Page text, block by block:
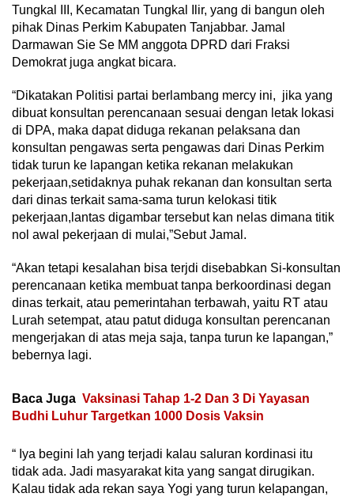
Tungkal III, Kecamatan Tungkal Ilir, yang di bangun oleh
pihak Dinas Perkim Kabupaten Tanjabbar. Jamal
Darmawan Sie Se MM anggota DPRD dari Fraksi
Demokrat juga angkat bicara.
“Dikatakan Politisi partai berlambang mercy ini, jika yang
dibuat konsultan perencanaan sesuai dengan letak lokasi
di DPA, maka dapat diduga rekanan pelaksana dan
konsultan pengawas serta pengawas dari Dinas Perkim
tidak turun ke lapangan ketika rekanan melakukan
pekerjaan,setidaknya puhak rekanan dan konsultan serta
dari dinas terkait sama-sama turun kelokasi titik
pekerjaan,lantas digambar tersebut kan nelas dimana titik
nol awal pekerjaan di mulai,”Sebut Jamal.
“Akan tetapi kesalahan bisa terjdi disebabkan Si-konsultan
perencanaan ketika membuat tanpa berkoordinasi degan
dinas terkait, atau pemerintahan terbawah, yaitu RT atau
Lurah setempat, atau patut diduga konsultan perencanan
mengerjakan di atas meja saja, tanpa turun ke lapangan,”
bebernya lagi.
Baca Juga Vaksinasi Tahap 1-2 Dan 3 Di Yayasan
Budhi Luhur Targetkan 1000 Dosis Vaksin
“ Iya begini lah yang terjadi kalau saluran kordinasi itu
tidak ada. Jadi masyarakat kita yang sangat dirugikan.
Kalau tidak ada rekan saya Yogi yang turun kelapangan,